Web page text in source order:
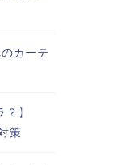
カーテ
】
策